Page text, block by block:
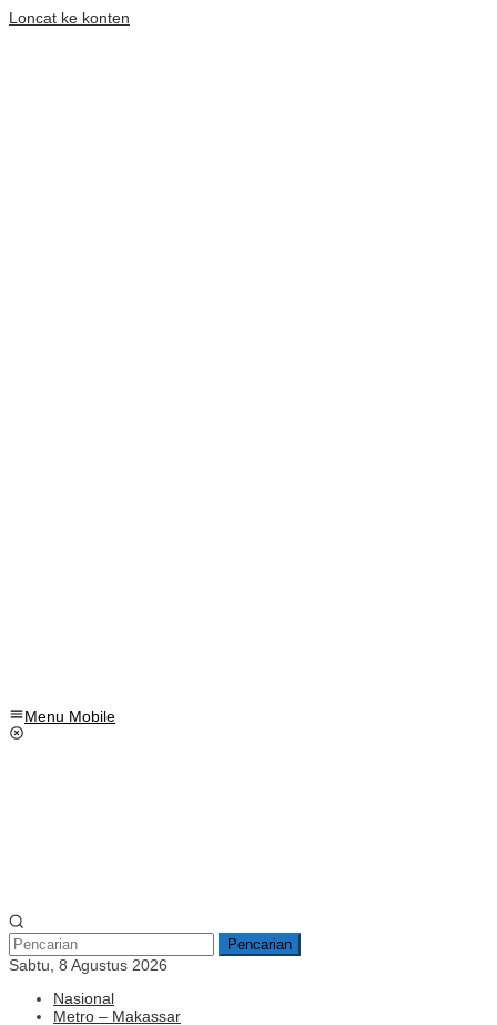
Loncat ke konten
Menu Mobile
Pencarian
Sabtu, 8 Agustus 2026
Nasional
Metro – Makassar